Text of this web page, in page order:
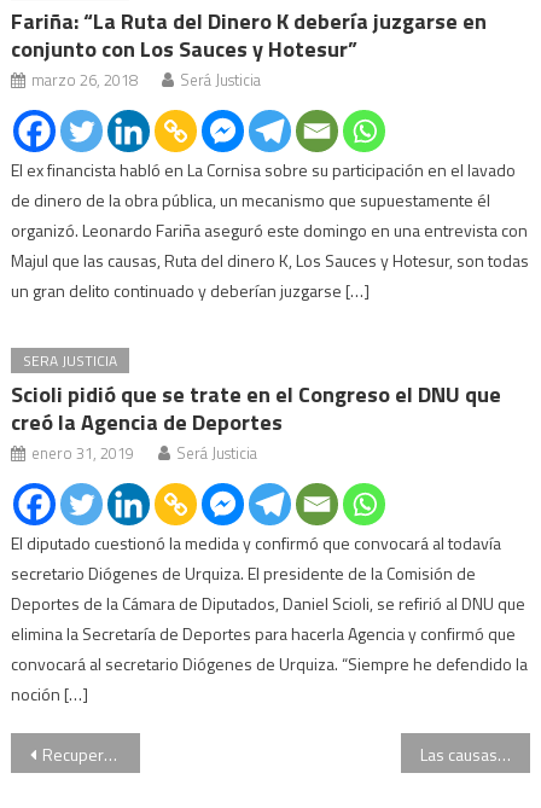
Fariña: “La Ruta del Dinero K debería juzgarse en
conjunto con Los Sauces y Hotesur”
marzo 26, 2018 Será Justicia
El ex financista habló en La Cornisa sobre su participación en el lavado
de dinero de la obra pública, un mecanismo que supuestamente él
organizó. Leonardo Fariña aseguró este domingo en una entrevista con
Majul que las causas, Ruta del dinero K, Los Sauces y Hotesur, son todas
un gran delito continuado y deberían juzgarse […]
SERA JUSTICIA
Scioli pidió que se trate en el Congreso el DNU que
creó la Agencia de Deportes
enero 31, 2019 Será Justicia
El diputado cuestionó la medida y confirmó que convocará al todavía
secretario Diógenes de Urquiza. El presidente de la Comisión de
Deportes de la Cámara de Diputados, Daniel Scioli, se refirió al DNU que
elimina la Secretaría de Deportes para hacerla Agencia y confirmó que
convocará al secretario Diógenes de Urquiza. “Siempre he defendido la
noción […]
Navegación
Recuperó su libertad uno de los acusados por los abusos en el instituto Próvolo Las causas contra Cristina Kirchner se tramitarán por separado